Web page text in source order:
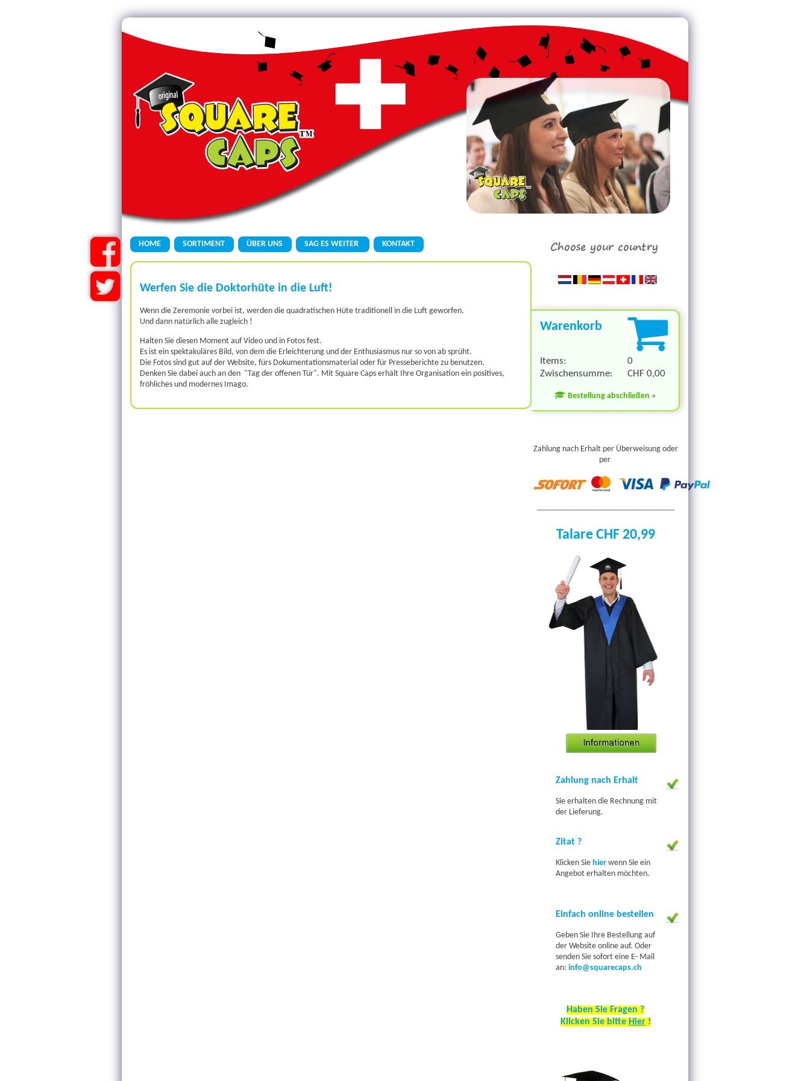
HOME SORTIMENT ÜBER UNS SAG ES WEITER KONTAKT
Werfen Sie die Doktorhüte in die Luft!
Wenn die Zeremonie vorbei ist, werden die quadratischen Hüte traditionell in die Luft geworfen.
Und dann natürlich alle zugleich !
Halten Sie diesen Moment auf Video und in Fotos fest.
Es ist ein spektakuläres Bild, von dem die Erleichterung und der Enthusiasmus nur so von ab sprüht.
Die Fotos sind gut auf der Website, fürs Dokumentationsmaterial oder für Presseberichte zu benutzen.
Denken Sie dabei auch an den "Tag der offenen Tür". Mit Square Caps erhält Ihre Organisation ein positives,
fröhliches und modernes Imago.
Warenkorb
Items:
0
Zwischensumme:
CHF 0,00
Bestellung abschließen »
Zahlung nach Erhalt per Überweisung oder
per
---------------------------------------------------------
Talare CHF 20,99
Zahlung nach Erhalt
Sie erhalten die Rechnung mit
der Lieferung.
Zitat ?
Klicken Sie hier wenn Sie ein
Angebot erhalten möchten.
Einfach online bestellen
Geben Sie Ihre Bestellung auf
der Website online auf. Oder
senden Sie sofort eine E- Mail
an: info@squarecaps.ch
Haben Sie Fragen ?
Klicken Sie bitte Hier!